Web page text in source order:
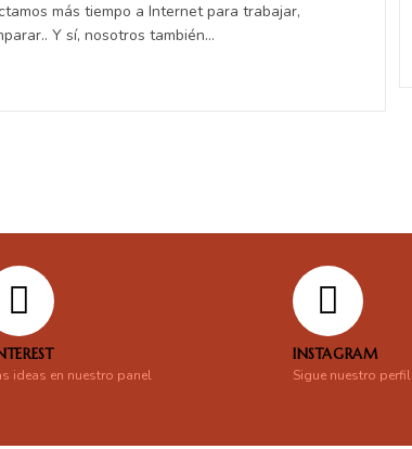
más tiempo a Internet para trabajar,
Y sí, nosotros también…
ideas en nuestro panel
INSTAGRAM
Sigue nuestro perfil